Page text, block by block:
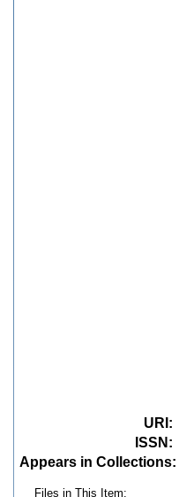
URI :
ISSN :
Appears in Collections:
Files in This Item: